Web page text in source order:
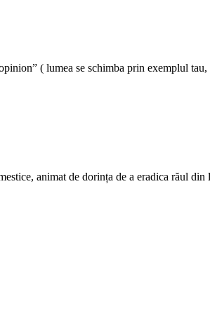
( lumea se schimba prin exemplul
animat de dorința de a eradica răul